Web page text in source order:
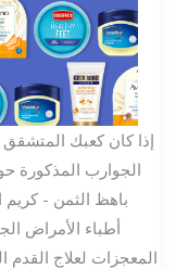
إذا كان كعبك
الجوارب المذكورة
باهظ الثمن -
أطباء الأمراض
المعجزات لعلاج القدم